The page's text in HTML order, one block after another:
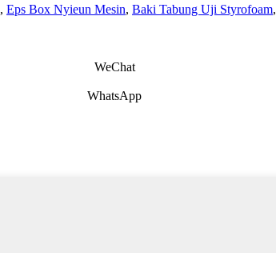
, Eps Box Nyieun Mesin, Baki Tabung Uji Styrofoam,
WeChat
WhatsApp